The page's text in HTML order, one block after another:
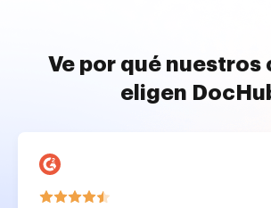
Ve por qué nuestros
eligen